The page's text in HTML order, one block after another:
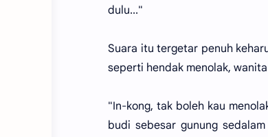
dulu..."
Suara itu tergetar penuh
seperti hendak menolak,
"In-kong, tak boleh kau
budi sebesar gunung